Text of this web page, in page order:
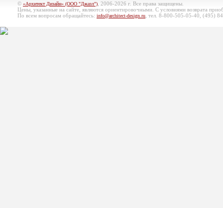
© «Архитект Дизайн» (ООО "Джазл") , 2006-2026 г. Все права защищены.
Цены, указанные на сайте, являются ориентировочными. С условиями возврата
По всем вопросам обращайтесь: info@architect-design.ru , тел. 8-800-505-05-40, (495)